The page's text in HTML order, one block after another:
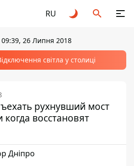
RU
09:39, 26 Липня 2018
світла у столиці
рухнувший мост
восстановят
Дніпро